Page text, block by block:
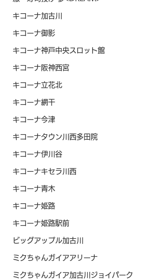
キコーナ加古川
キコーナ御影
キコーナ神戸中央スロット館
キコーナ阪神西宮
キコーナ立花北
キコーナ網干
キコーナ今津
キコーナタウン川西多田院
キコーナ伊川谷
キコーナキセラ川西
キコーナ青木
キコーナ姫路
キコーナ姫路駅前
ビッグアップル加古川
ミクちゃんガイアアリーナ
ミクちゃんガイア加古川ジョイパーク